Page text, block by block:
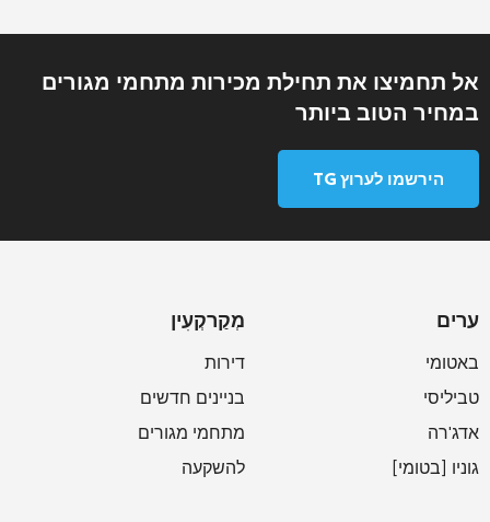
אל תחמיצו את תחילת מכירות מתחמי מגורים
במחיר הטוב ביותר
הירשמו לערוץ TG
ערים
באטומי
טביליסי
אדג'רה
גוניו [בטומי]
מְקַרקְעִין
דירות
בניינים חדשים
מתחמי מגורים
להשקעה